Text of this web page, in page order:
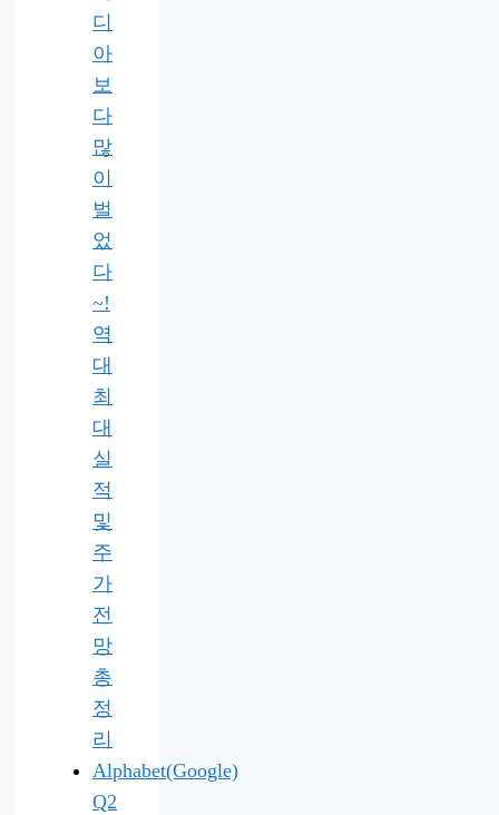
디
아
보
다
많
이
벌
었
다
~!
역
대
최
대
실
적
및
주
가
전
망
총
정
리
Alphabet(Google)
Q2